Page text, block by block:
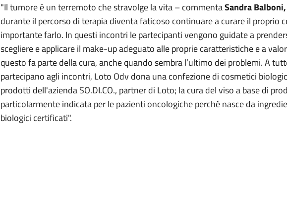
"Il tumore è un terremoto che stravolge la vita – commentaSandra
durante il percorso di terapia diventa faticoso continuare a curare il proprio
importante farlo. In questi incontri le partecipanti vengono guidate a
scegliere e applicare il make-up adeguato alle proprie caratteristiche e a
questo fa parte della cura, anche quando sembra l’ultimo dei problemi. A
partecipano agli incontri, Loto Odv dona una confezione di cosmetici
prodotti dell'azienda SO.DI.CO., partner di Loto; la cura del viso a base di
particolarmente indicata per le pazienti oncologiche perché nasce da
biologici certificati".